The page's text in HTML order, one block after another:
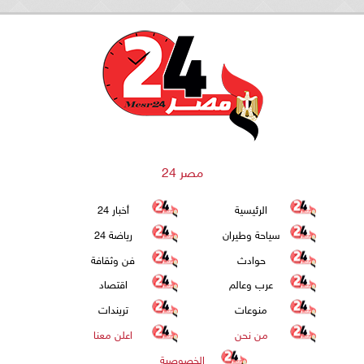
مصر 24
الرئيسية
أخبار 24
سياحة وطيران
رياضة 24
حوادث
فن وثقافة
عرب وعالم
اقتصاد
منوعات
تريندات
من نحن
اعلن معنا
الخصوصية